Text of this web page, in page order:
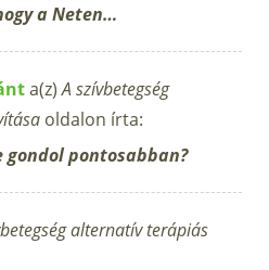
a Neten…
a(z)A szívbetegség
oldalon írta:
gondol pontosabban?
alternatív terápiás